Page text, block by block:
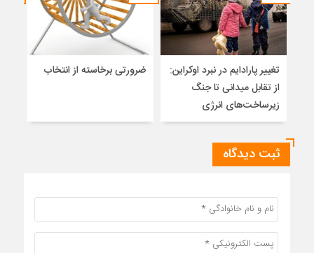
تغییر پارادایم در نبرد اوکراین:
از تقابل میدانی تا جنگ
زیرساخت‌های انرژی
ضرورتی برخاسته از انتخاب
ثبت دیدگاه